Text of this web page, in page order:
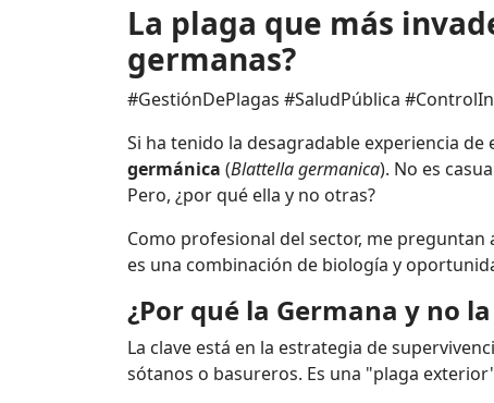
La plaga que más
germanas?
#GestiónDePlagas #SaludPública
Si ha tenido la desagradable experiencia
germánica (Blattella germanica). No es
Pero, ¿por qué ella y no otras?
Como profesional del sector, me preguntan
es una combinación de biología y
¿Por qué la Germana y no
La clave está en la estrategia de
sótanos o basureros. Es una "plaga